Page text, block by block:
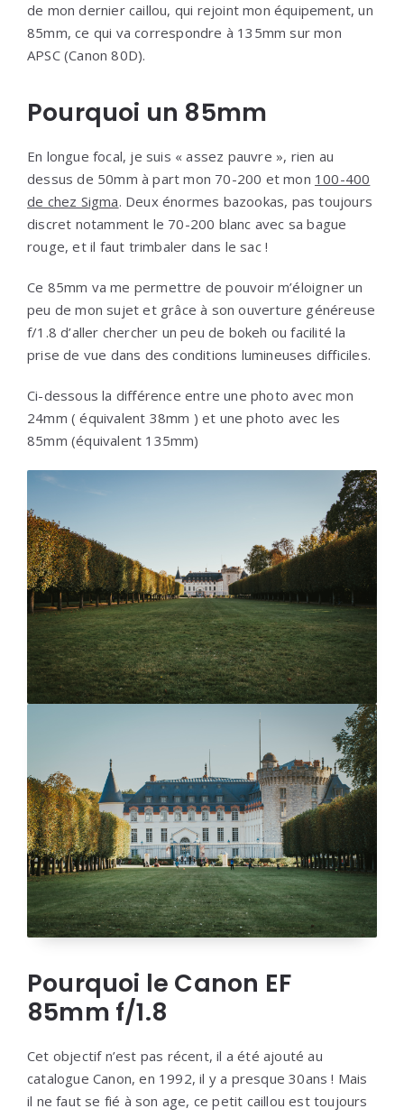
de mon dernier caillou, qui rejoint mon équipement, un
85mm, ce qui va correspondre à 135mm sur mon
APSC (Canon 80D).
Pourquoi un 85mm
En longue focal, je suis « assez pauvre », rien au
dessus de 50mm à part mon 70-200 et mon 100-400
de chez Sigma. Deux énormes bazookas, pas toujours
discret notamment le 70-200 blanc avec sa bague
rouge, et il faut trimbaler dans le sac !
Ce 85mm va me permettre de pouvoir m’éloigner un
peu de mon sujet et grâce à son ouverture généreuse
f/1.8 d’aller chercher un peu de bokeh ou facilité la
prise de vue dans des conditions lumineuses difficiles.
Ci-dessous la différence entre une photo avec mon
24mm ( équivalent 38mm ) et une photo avec les
85mm (équivalent 135mm)
Pourquoi le Canon EF
85mm f/1.8
Cet objectif n’est pas récent, il a été ajouté au
catalogue Canon, en 1992, il y a presque 30ans ! Mais
il ne faut se fié à son age, ce petit caillou est toujours